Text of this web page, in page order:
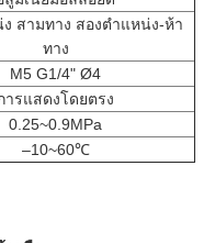
สามทาง สองตำแหน่ง-ห้า
ทาง
M5 G1/4" Ø4
ารแสดงโดยตรง
0.25~0.9MPa
–10~60℃